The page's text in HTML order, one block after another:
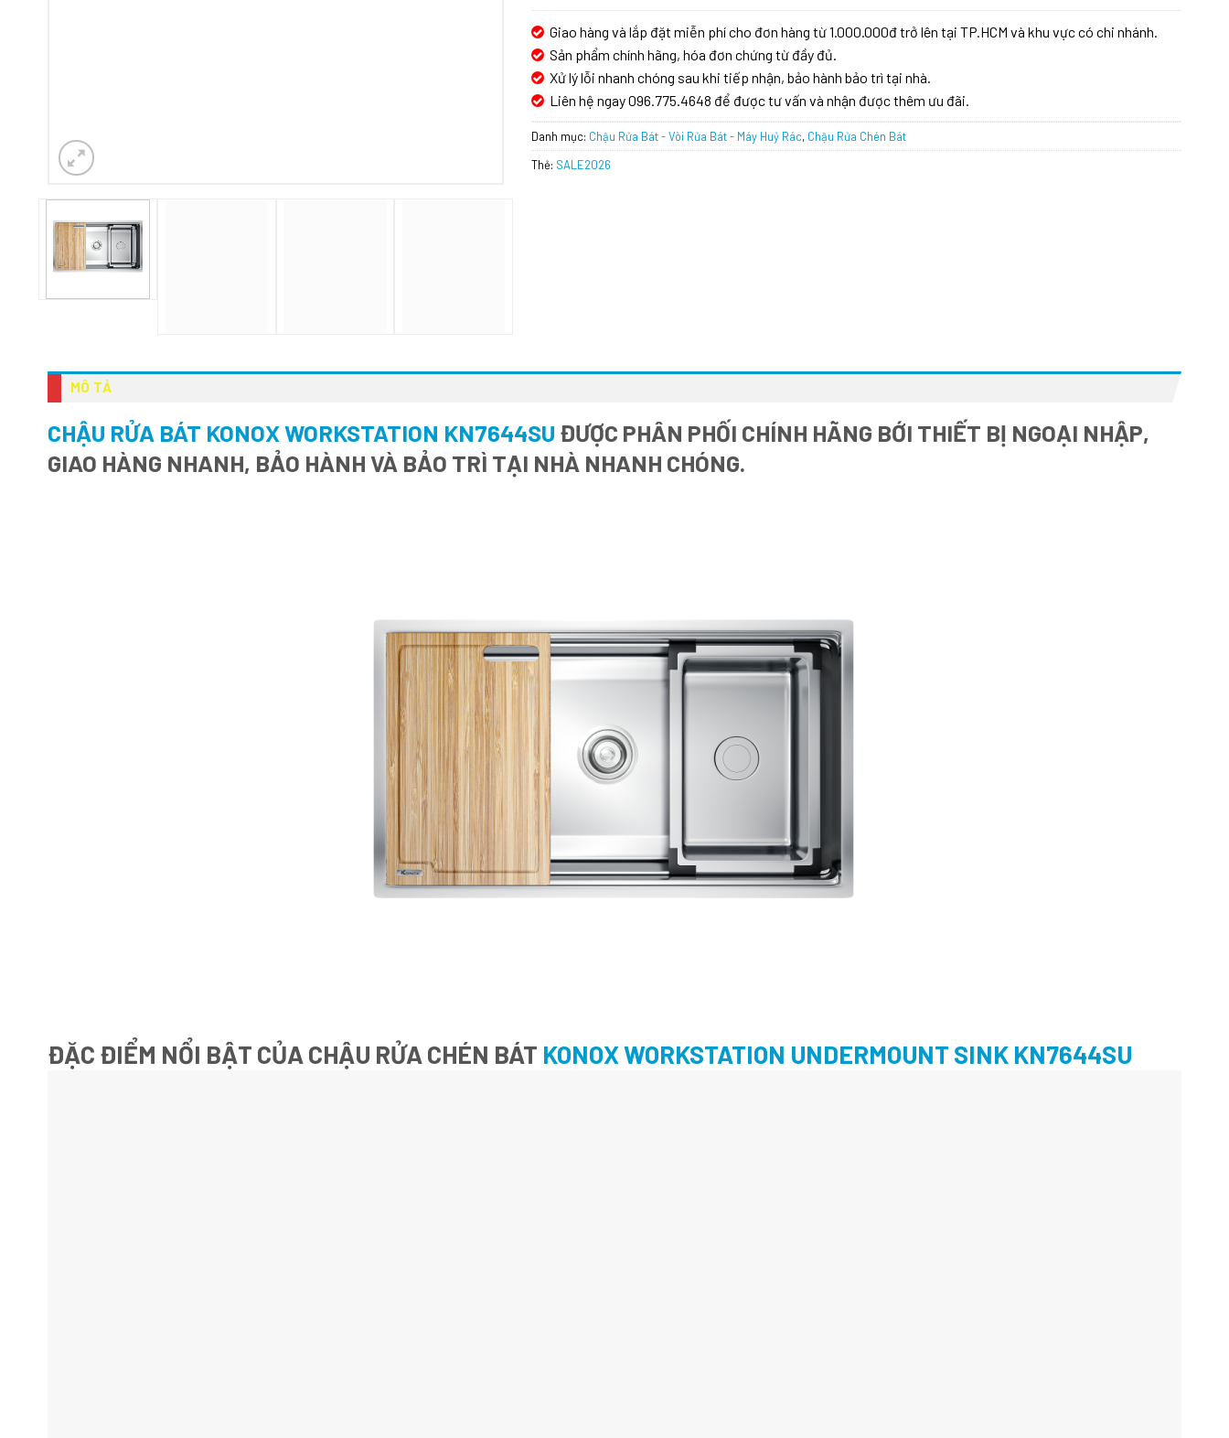
Giao hàng và lắp đặt miễn phí cho đơn hàng từ 1.000.000đ trở lên tại TP.HCM và khu vực có chi nhánh.
Sản phẩm chính hãng, hóa đơn chứng từ đầy đủ.
Xử lý lỗi nhanh chóng sau khi tiếp nhận, bảo hành bảo trì tại nhà.
Liên hệ ngay 096.775.4648 để được tư vấn và nhận được thêm ưu đãi.
Danh mục: Chậu Rửa Bát - Vòi Rửa Bát - Máy Huỷ Rác, Chậu Rửa Chén Bát
Thẻ: SALE2026
MÔ TẢ
CHẬU RỬA BÁT KONOX WORKSTATION KN7644SU ĐƯỢC PHÂN PHỐI CHÍNH HÃNG BỚI THIẾT BỊ NGOẠI NHẬP,
GIAO HÀNG NHANH, BẢO HÀNH VÀ BẢO TRÌ TẠI NHÀ NHANH CHÓNG.
ĐẶC ĐIỂM NỔI BẬT CỦA CHẬU RỬA CHÉN BÁT KONOX WORKSTATION UNDERMOUNT SINK KN7644SU